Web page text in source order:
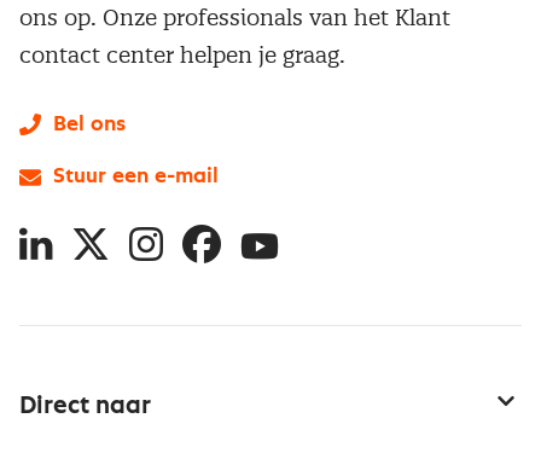
Direct naar
ons op. Onze professionals van het Klant
contact center helpen je graag.
Bel ons
Stuur een e-mail
LinkedIn
X InstagramFacebookYouTube